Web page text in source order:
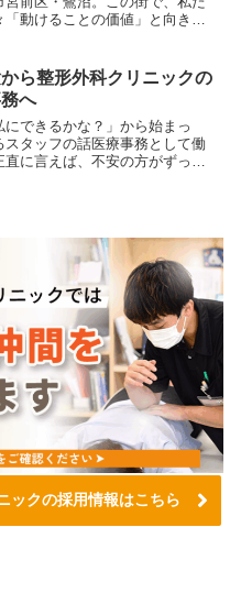
「動けることの価値」と向き合
、そして地域に暮らす方々が、
を動かし、...
ら整形外科クリニックの
へ
できるかな？」から始まっ
スタッフの話医療事務として働
直に言えば、不安の方がずっと
ックの採用情報はこちら